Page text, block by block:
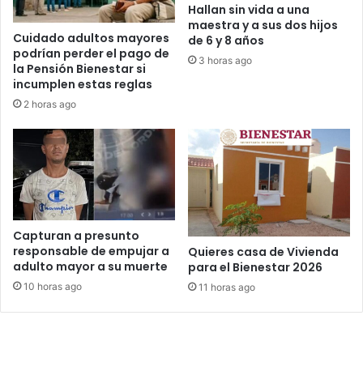
Cuidado adultos mayores
podrían perder el pago de
la Pensión Bienestar si
incumplen estas reglas
2 horas ago
Hallan sin vida a una
maestra y a sus dos hijos
de 6 y 8 años
3 horas ago
Capturan a presunto
responsable de empujar a
adulto mayor a su muerte
10 horas ago
Quieres casa de Vivienda
para el Bienestar 2026
11 horas ago